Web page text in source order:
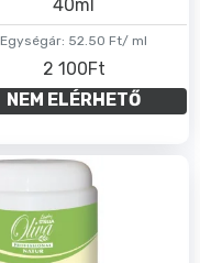
Egységár: 52.50 Ft/ ml
40ml
2 100Ft
NEM ELÉRHETŐ